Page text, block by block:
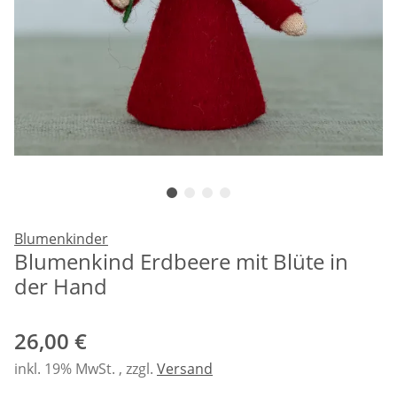
Blumenkinder
Blumenkind Erdbeere mit Blüte in
der Hand
26,00 €
inkl. 19% MwSt. , zzgl. Versand